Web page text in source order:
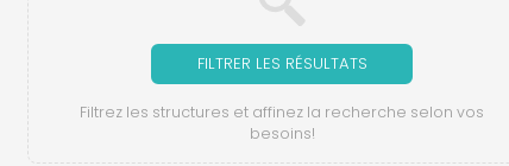
FILTRER LES RÉSULTATS
Filtrez les structures et affinez la recherche selon vos
besoins!